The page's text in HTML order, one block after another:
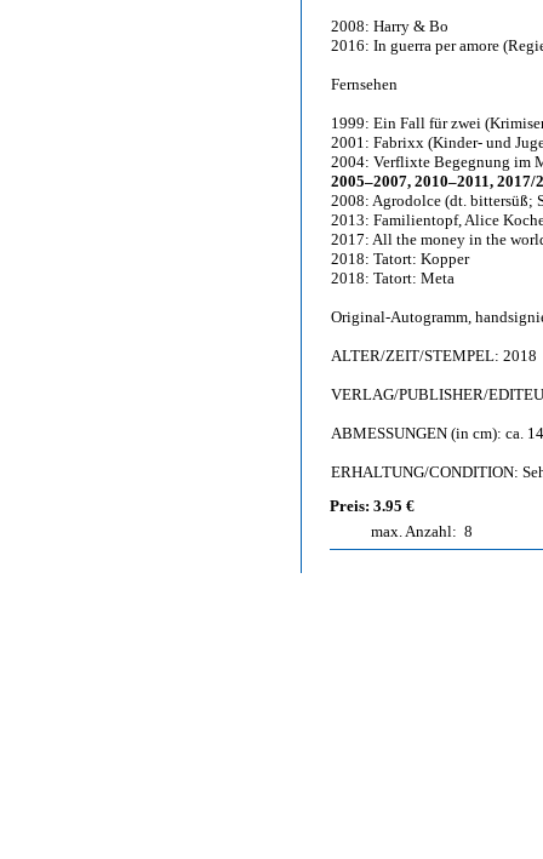
2008: Harry & Bo
2016: In guerra per amore
Fernsehen
1999: Ein Fall für zwei
2001: Fabrixx (Kinder- und
2004: Verflixte Begegnung im
2005–2007, 2010–2011,
2008: Agrodolce (dt. bittersüß;
2013: Familientopf, Alice
2017: All the money in the
2018: Tatort: Kopper
2018: Tatort: Meta
Original-Autogramm,
ALTER/ZEIT/STEMPEL: 2018
VERLAG/PUBLISHER/
ABMESSUNGEN (in cm): ca.
ERHALTUNG/CONDITION:
Preis: 3.95 €
max. Anzahl: 8